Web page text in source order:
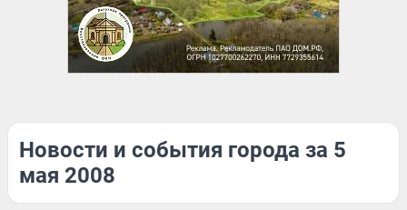
Новости и события города за 5
мая 2008